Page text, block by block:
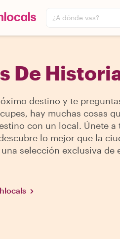
¿A dónde vas?
De
destino y te
hay muchas cosas
con un local. Únete a
lo mejor que la
selección exclusiva de